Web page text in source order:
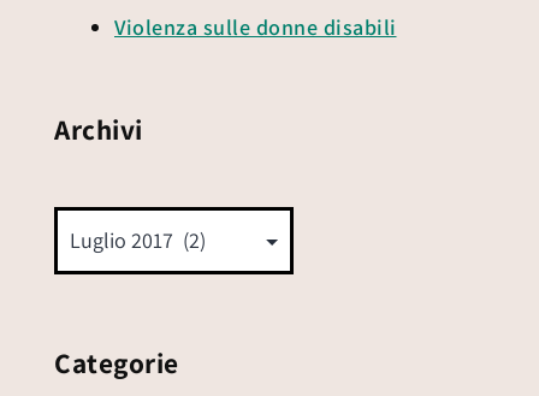
Violenza sulle donne disabili
Archivi
Categorie